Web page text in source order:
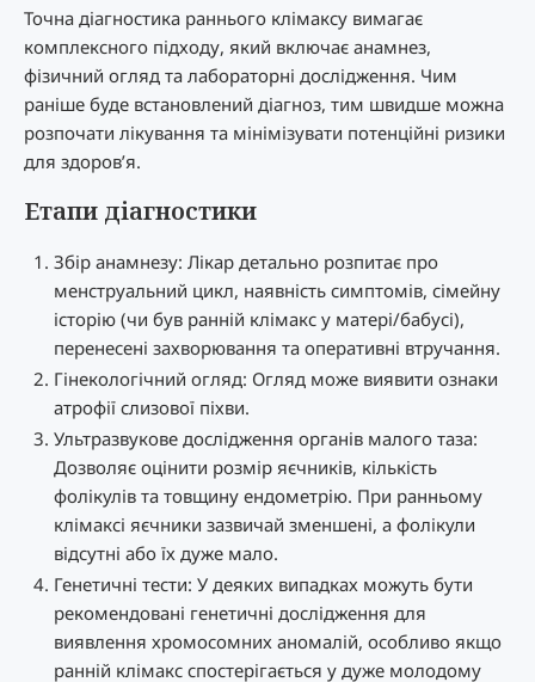
Точна діагностика раннього клімаксу вимагає
комплексного підходу, який включає анамнез,
фізичний огляд та лабораторні дослідження. Чим
раніше буде встановлений діагноз, тим швидше можна
розпочати лікування та мінімізувати потенційні ризики
для здоров’я.
Етапи діагностики
Збір анамнезу: Лікар детально розпитає про
менструальний цикл, наявність симптомів, сімейну
історію (чи був ранній клімакс у матері/бабусі),
перенесені захворювання та оперативні втручання.
Гінекологічний огляд: Огляд може виявити ознаки
атрофії слизової піхви.
Ультразвукове дослідження органів малого таза:
Дозволяє оцінити розмір яєчників, кількість
фолікулів та товщину ендометрію. При ранньому
клімаксі яєчники зазвичай зменшені, а фолікули
відсутні або їх дуже мало.
Генетичні тести: У деяких випадках можуть бути
рекомендовані генетичні дослідження для
виявлення хромосомних аномалій, особливо якщо
ранній клімакс спостерігається у дуже молодому